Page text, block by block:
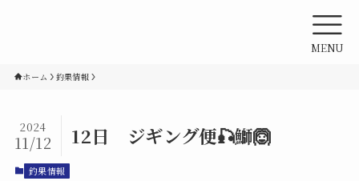
MENU
ホーム 釣果情報
12日 ジギング便🎣鰤🙆
2024
11/12
釣果情報